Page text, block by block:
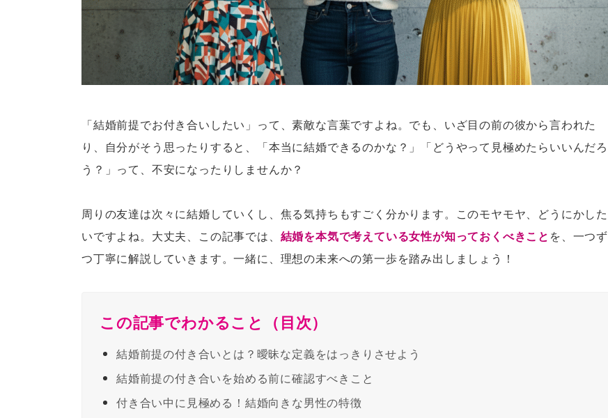
「結婚前提でお付き合いしたい」って、素敵な言葉ですよね。でも、いざ目の前の彼から言われた
り、自分がそう思ったりすると、「本当に結婚できるのかな？」「どうやって見極めたらいいんだろ
う？」って、不安になったりしませんか？
周りの友達は次々に結婚していくし、焦る気持ちもすごく分かります。このモヤモヤ、どうにかした
いですよね。大丈夫、この記事では、 結婚を本気で考えている女性が知っておくべきこと を、一つず
つ丁寧に解説していきます。一緒に、理想の未来への第一歩を踏み出しましょう！
この記事でわかること（目次）
結婚前提の付き合いとは？曖昧な定義をはっきりさせよう
結婚前提の付き合いを始める前に確認すべきこと
付き合い中に見極める！結婚向きな男性の特徴